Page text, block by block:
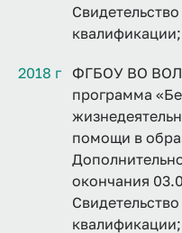
квалификации;
2018 г
ФГБОУ ВО
программа
помощи в
окончания
квалификации;